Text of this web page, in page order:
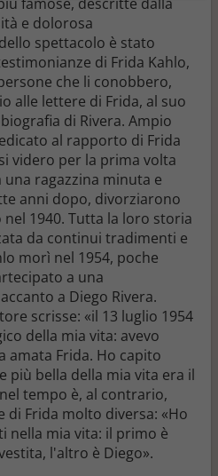
e dolorosa
spettacolo è stato
di Frida Kahlo,
che li conobbero,
alle lettere di Frida, al suo
di Rivera. Ampio
al rapporto di Frida
videro per la prima volta
ragazzina minuta e
anni dopo, divorziarono
1940. Tutta la loro storia
da continui tradimenti e
morì nel 1954, poche
a una
a Diego Rivera.
scrisse: «il 13 luglio 1954
della mia vita: avevo
amata Frida. Ho capito
più bella della mia vita era il
tempo è, al contrario,
di Frida molto diversa: «Ho
nella mia vita: il primo è
l'altro è Diego».